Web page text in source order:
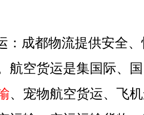
成都物流提供安全、
航空货运是集国际、
、宠物航空货运、飞